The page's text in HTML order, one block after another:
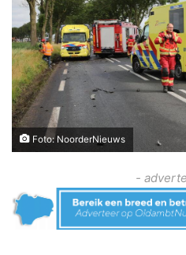
Foto: NoorderNieuws
-